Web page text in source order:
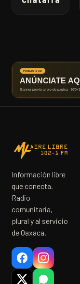
Información libre
que conecta.
Radio
comunitaria,
plural y al servicio
de Oaxaca.